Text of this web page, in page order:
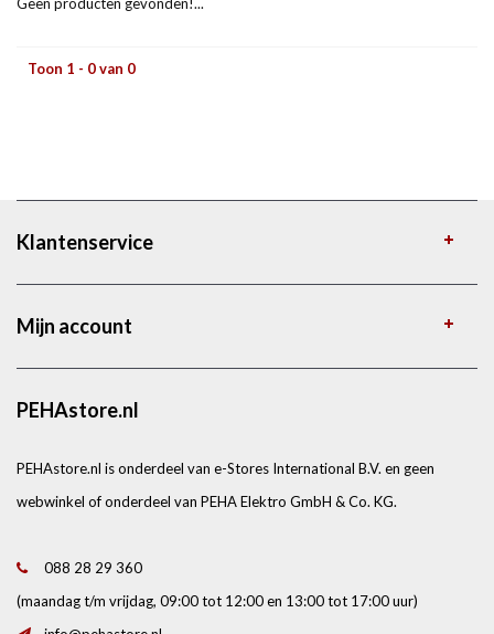
Geen producten gevonden!...
Toon 1 - 0 van 0
Klantenservice
Mijn account
PEHAstore.nl
PEHAstore.nl is onderdeel van e-Stores International B.V. en geen
webwinkel of onderdeel van PEHA Elektro GmbH & Co. KG.
088 28 29 360
(maandag t/m vrijdag, 09:00 tot 12:00 en 13:00 tot 17:00 uur)